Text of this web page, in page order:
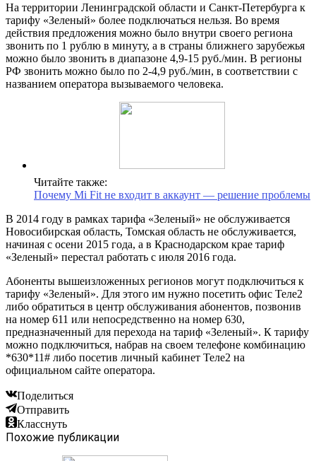
На территории Ленинградской области и Санкт-Петербурга к
тарифу «Зеленый» более подключаться нельзя. Во время
действия предложения можно было внутри своего региона
звонить по 1 рублю в минуту, а в страны ближнего зарубежья
можно было звонить в диапазоне 4,9-15 руб./мин. В регионы
РФ звонить можно было по 2-4,9 руб./мин, в соответствии с
названием оператора вызываемого человека.
Читайте также:
Почему Mi Fit не входит в аккаунт — решение проблемы
В 2014 году в рамках тарифа «Зеленый» не обслуживается
Новосибирская область, Томская область не обслуживается,
начиная с осени 2015 года, а в Краснодарском крае тариф
«Зеленый» перестал работать с июля 2016 года.
Абоненты вышеизложенных регионов могут подключиться к
тарифу «Зеленый». Для этого им нужно посетить офис Теле2
либо обратиться в центр обслуживания абонентов, позвонив
на номер 611 или непосредственно на номер 630,
предназначенный для перехода на тариф «Зеленый». К тарифу
можно подключиться, набрав на своем телефоне комбинацию
*630*11# либо посетив личный кабинет Теле2 на
официальном сайте оператора.
Поделиться
Отправить
Класснуть
Похожие публикации